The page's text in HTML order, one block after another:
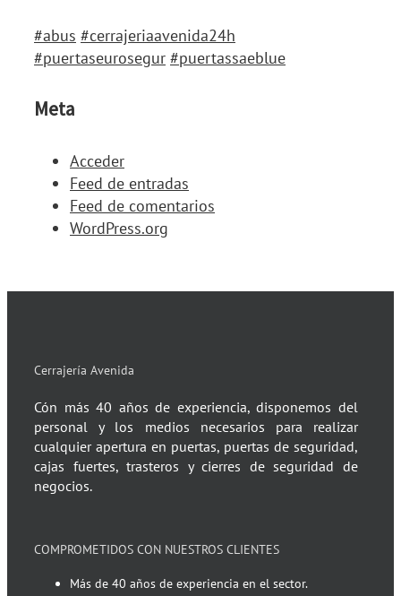
#abus #cerrajeriaavenida24h
#puertaseurosegur #puertassaeblue
Meta
Acceder
Feed de entradas
Feed de comentarios
WordPress.org
Cerrajería Avenida
Cón más 40 años de experiencia, disponemos del
personal y los medios necesarios para realizar
cualquier apertura en puertas, puertas de seguridad,
cajas fuertes, trasteros y cierres de seguridad de
negocios.
COMPROMETIDOS CON NUESTROS CLIENTES
Más de 40 años de experiencia en el sector.